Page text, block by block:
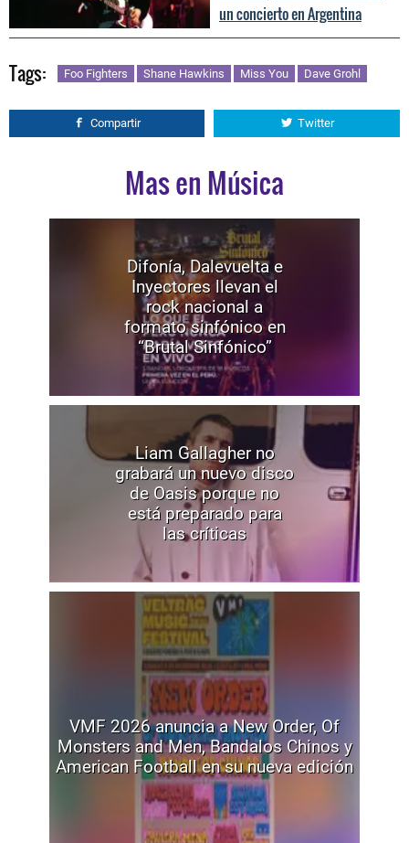
un concierto en Argentina
Tags: Foo Fighters Shane Hawkins Miss You Dave Grohl
Compartir Twitter
Mas en Música
Difonía, Dalevuelta e
Inyectores llevan el
rock nacional a
formato sinfónico en
“Brutal Sinfónico”
Liam Gallagher no
grabará un nuevo disco
de Oasis porque no
está preparado para
las críticas
VMF 2026 anuncia a New Order, Of
Monsters and Men, Bandalos Chinos y
American Football en su nueva edición